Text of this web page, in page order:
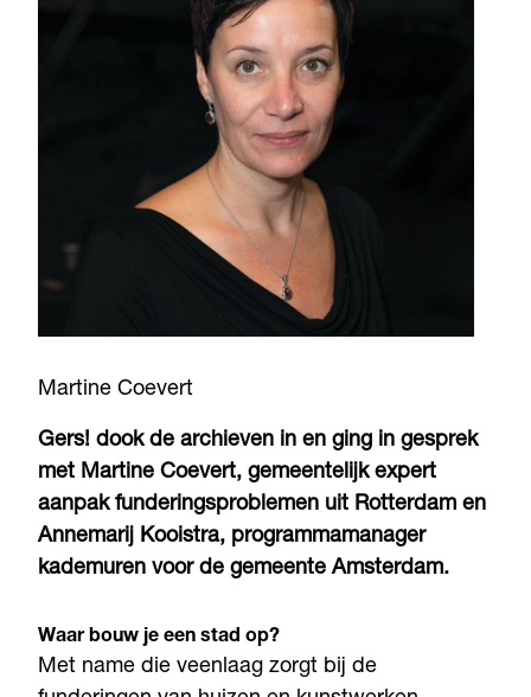
Martine Coevert
Gers! dook de archieven in en ging in gesprek
met Martine Coevert, gemeentelijk expert
aanpak funderingsproblemen uit Rotterdam en
Annemarij Kooistra, programmamanager
kademuren voor de gemeente Amsterdam.
Waar bouw je een stad op?
Met name die veenlaag zorgt bij de